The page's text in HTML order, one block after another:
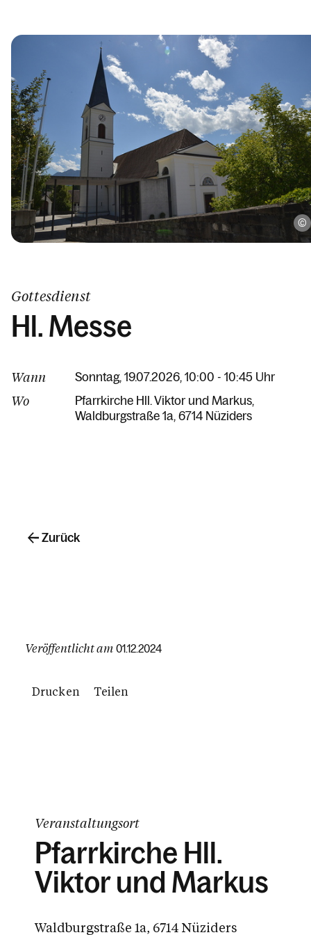
Gottesdienst
Hl. Messe
Wann Sonntag, 19.07.2026, 10:00 - 10:45 Uhr
Wo
Pfarrkirche Hll. Viktor und Markus
Waldburgstraße 1a 6714 Nüziders
Veröffentlicht am 01.12.2024
Drucken Teilen
Zurück
Veranstaltungsort
Pfarrkirche Hll.
Viktor und Markus
Waldburgstraße 1a, 6714 Nüziders